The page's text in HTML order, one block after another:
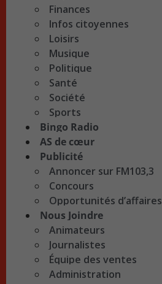
Finances
Infos citoyennes
Loisirs
Musique
Politique
Santé
Société
Sports
Bingo Radio
AS de cœur
Publicité
Annoncer sur FM103,3
Concours
Opportunités d’affaires
Nous Joindre
Animateurs
Journalistes
Équipe des ventes
Administration